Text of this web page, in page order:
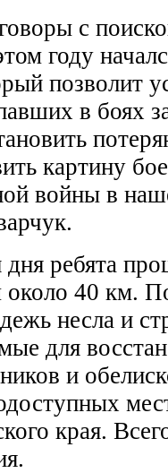
с
году
позволит
в боях
картину
войны в
дня ребята
около 40 км.
несла и
для
и
края.